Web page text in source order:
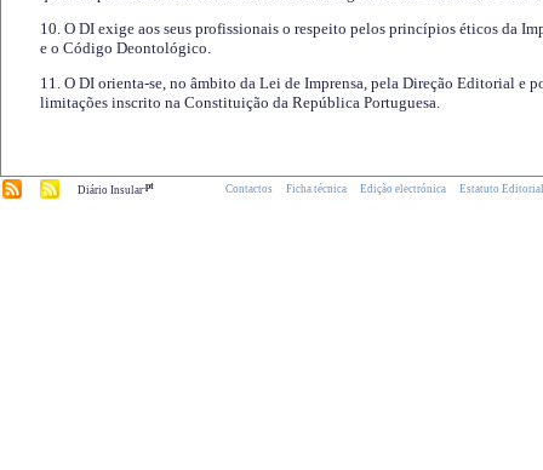
10. O DI exige aos seus profissionais o respeito pelos princípios éticos da
e o Código Deontológico.
11. O DI orienta-se, no âmbito da Lei de Imprensa, pela Direção Editorial e
limitações inscrito na Constituição da República Portuguesa.
Diário Insular.pt Contactos Ficha técnica Edição electrónica Estatuto Editorial